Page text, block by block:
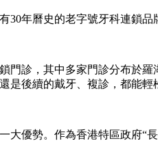
30年曆史的老字號牙科連鎖
診，其中多家門診分布於羅
是後續的戴牙、複診，都能輕
優勢。作為香港特區政府“長